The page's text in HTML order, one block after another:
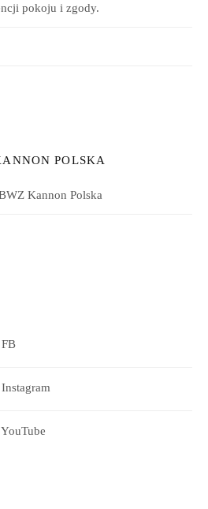
pokoju i zgody.
POLSKA
Kannon Polska